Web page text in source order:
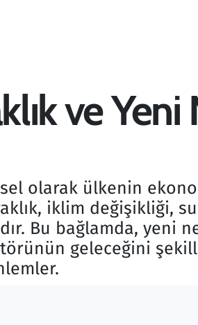
ve
olarak ülkenin
iklim değişikliği,
Bu bağlamda,
geleceğini